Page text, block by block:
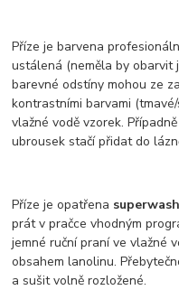
Příze je barvena
ustálená (neměla by obarvit
barevné odstíny mohou ze
kontrastními barvami
vlažné vodě vzorek.
ubrousek stačí přidat do
Příze je opatřena superwash
prát v pračce vhodným
jemné ruční praní ve vlažné
obsahem lanolinu.
a sušit volně rozložené.